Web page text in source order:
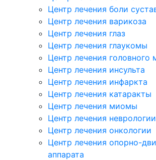
Центр лечения боли
Центр лечения варикоза
Центр лечения глаз
Центр лечения глаукомы
Центр лечения головного
Центр лечения инсульта
Центр лечения инфаркта
Центр лечения катаракты
Центр лечения миомы
Центр лечения неврологии
Центр лечения онкологии
Центр лечения опорно-
аппарата